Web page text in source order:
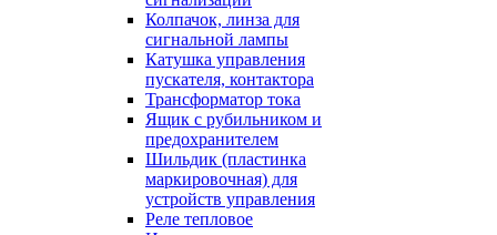
Колпачок, линза для
сигнальной лампы
Катушка управления
пускателя, контактора
Трансформатор тока
Ящик с рубильником и
предохранителем
Шильдик (пластинка
маркировочная) для
устройств управления
Реле тепловое